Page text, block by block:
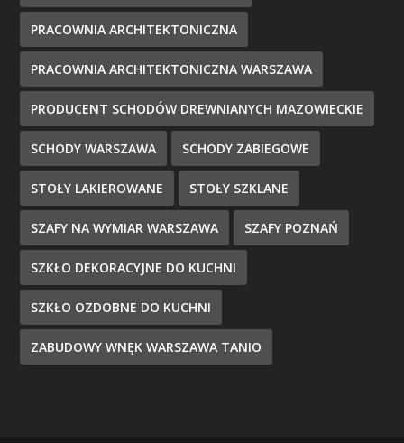
PRACOWNIA ARCHITEKTONICZNA
PRACOWNIA ARCHITEKTONICZNA WARSZAWA
PRODUCENT SCHODÓW DREWNIANYCH MAZOWIECKIE
SCHODY WARSZAWA SCHODY ZABIEGOWE
STOŁY LAKIEROWANE STOŁY SZKLANE
SZAFY NA WYMIAR WARSZAWA SZAFY POZNAŃ
SZKŁO DEKORACYJNE DO KUCHNI
SZKŁO OZDOBNE DO KUCHNI
ZABUDOWY WNĘK WARSZAWA TANIO